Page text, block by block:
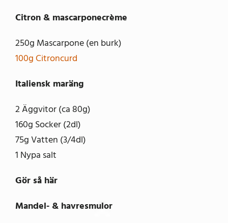
Citron & mascarponecrème
250g Mascarpone (en burk)
100g Citroncurd
Italiensk maräng
2 Äggvitor (ca 80g)
160g Socker (2dl)
75g Vatten (3/4dl)
1 Nypa salt
Gör så här
Mandel- & havresmulor